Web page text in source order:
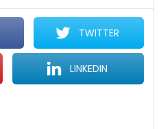
TWITTER
LINKEDIN